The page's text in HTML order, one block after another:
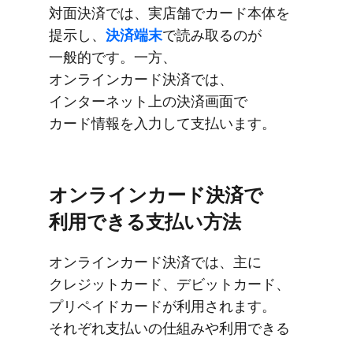
対面決済では、​実店舗で​カード本体を​
提示し、 ​決済端末で​読み取るのが​
一般的です。​一方、​
オンラインカード決済では、​
インターネット上の​決済画面で​
カード情報を​入力して​支払います。
オンラインカード決済で​
利用できる​支払い方​法
オンラインカード決済では、​主に​
クレジットカード、​デビットカード、​
プリペイドカードが​利用されます。​
それぞれ支払いの​仕組みや​利用できる​